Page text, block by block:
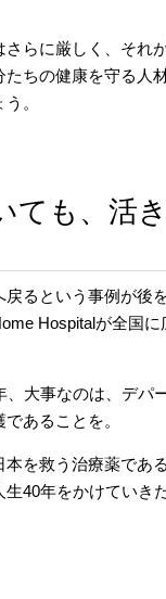
らに厳しく、それ
ちの健康を守る人
。
ても、活
るという事例が後
Hospitalが全国
大事なのは、デパ
あることを。
を救う治療薬であ
40年をかけてい